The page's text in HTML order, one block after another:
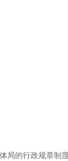
的行政规章制度